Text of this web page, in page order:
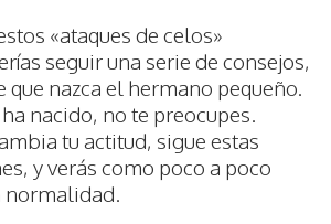
«ataques de celos»
seguir una serie de consejos,
que nazca el hermano pequeño.
nacido, no te preocupes.
tu actitud, sigue estas
y verás como poco a poco